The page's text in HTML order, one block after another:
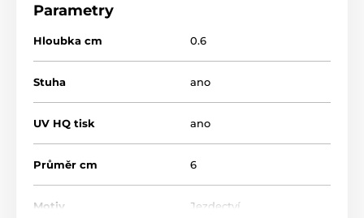
Parametry
Hloubka cm 0.6
Stuha ano
UV HQ tisk ano
Průměr cm 6
Motiv Jezdectví